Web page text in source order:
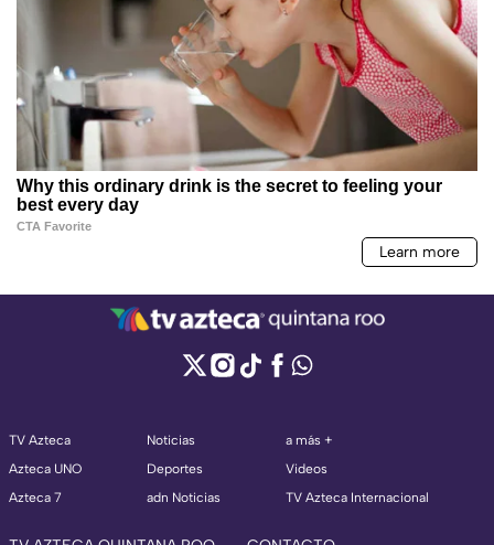
TV Azteca
Azteca UNO
Azteca 7
Noticias
Deportes
adn Noticias
a más +
Videos
TV Azteca Internacional